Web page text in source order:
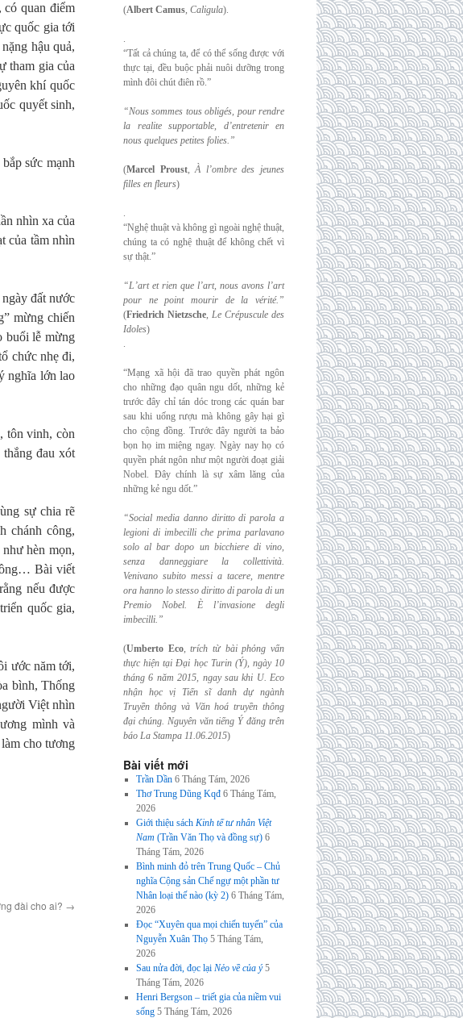
quan điểm
quốc gia tới
hậu quả,
tham gia của
khí quốc
quyết sinh,
sức mạnh
nhìn xa của
của tầm nhìn
đất nước
mừng chiến
buổi lễ mừng
chức nhẹ đi,
nghĩa lớn lao
tôn vinh, còn
thắng đau xót
sự chia rẽ
chánh công,
hèn mọn,
Bài viết
nếu được
quốc gia,
ước năm tới,
bình, Thống
Việt nhìn
mình và
cho tương
đài cho ai? →
(Albert Camus, Caligula).
.
“Tất cả chúng ta, để có thể sống được với
thực tại, đều buộc phải nuôi dưỡng trong
mình đôi chút điên rồ.”
“Nous sommes tous obligés, pour rendre
la realite supportable, d’entretenir en
nous quelques petites folies.”
(Marcel Proust,À l’ombre des jeunes
filles en fleurs)
.
“Nghệ thuật và không gì ngoài nghệ thuật,
chúng ta có nghệ thuật để không chết vì
sự thật.”
“L’art et rien que l’art, nous avons l’art
pour ne point mourir de la vérité.”
(Friedrich Nietzsche, Le Crépuscule des
Idoles)
.
“Mạng xã hội đã trao quyền phát ngôn
cho những đạo quân ngu dốt, những kẻ
trước đây chỉ tán dóc trong các quán bar
sau khi uống rượu mà không gây hại gì
cho cộng đồng. Trước đây người ta bảo
bọn họ im miệng ngay. Ngày nay họ có
quyền phát ngôn như một người đoạt giải
Nobel. Đây chính là sự xâm lăng của
những kẻ ngu dốt.”
“Social media danno diritto di parola a
legioni di imbecilli che prima parlavano
solo albar dopo un bicchiere di vino,
senza danneggiare la collettività.
Venivano subito messi a tacere, mentre
ora hanno lo stesso diritto di parola di un
Premio Nobel. È l’invasione degli
imbecilli.”
(Umberto Eco,trích từ bài phỏng vấn
thực hiện tại Đại học Turin (Ý), ngày 10
tháng 6 năm 2015, ngay sau khi U. Eco
nhận học vị Tiến sĩ danh dự ngành
Truyền thông và Văn hoá truyền thông
đại chúng. Nguyên văn tiếng Ý đăng trên
báo La Stampa 11.06.2015)
Bài viết mới
Trần Dần 6 Tháng Tám, 2026
Thơ Trung Dũng Kqđ 6 Tháng Tám,
2026
Giới thiệu sách Kinh tế tư nhân Việt
Nam (Trần Văn Thọ và đồng sự) 6
Tháng Tám, 2026
Bình minh đỏ trên Trung Quốc – Chủ
nghĩa Cộng sản Chế ngự một phần tư
Nhân loại thế nào (kỳ 2) 6 Tháng Tám,
2026
Đọc “Xuyên qua mọi chiến tuyến” của
Nguyễn Xuân Thọ 5 Tháng Tám,
2026
Sau nửa đời, đọc lại Nẻo về của ý 5
Tháng Tám, 2026
Henri Bergson – triết gia của niềm vui
sống 5 Tháng Tám, 2026